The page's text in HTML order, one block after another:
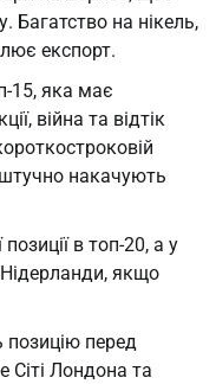
Багатство на нікель,
експорт.
15, яка має
війна та відтік
штучно накачують
в топ-20, а у
якщо
позицію перед
Сіті Лондона та